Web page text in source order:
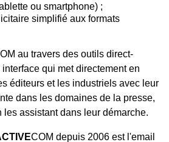
ou smartphone) ;
simplifié aux formats
au travers des outils direct-
qui met directement en
éditeurs et les industriels avec leur
dans les domaines de la presse,
les assistant dans leur démarche.
COM depuis 2006 est l'email